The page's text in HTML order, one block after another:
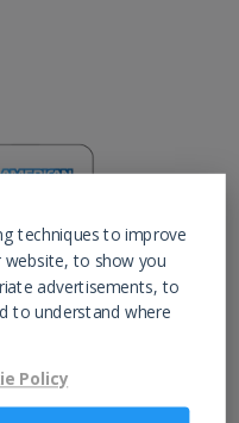
obtenemos
que
techniques to improve
website, to show you
advertisements, to
to understand where
Policy